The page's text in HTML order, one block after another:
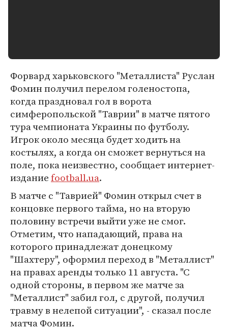
Форвард харьковского "Металлиста" Руслан
Фомин получил перелом голеностопа,
когда праздновал гол в ворота
симферопольской "Таврии" в матче пятого
тура чемпионата Украины по футболу.
Игрок около месяца будет ходить на
костылях, а когда он сможет вернуться на
поле, пока неизвестно, сообщает интернет-
изданиеfootball.ua.
В матче с "Таврией" Фомин открыл счет в
концовке первого тайма, но на вторую
половину встречи выйти уже не смог.
Отметим, что нападающий, права на
которого принадлежат донецкому
"Шахтеру", оформил переход в "Металлист"
на правах аренды только 11 августа. "С
одной стороны, в первом же матче за
"Металлист" забил гол, с другой, получил
травму в нелепой ситуации", - сказал после
матча Фомин.